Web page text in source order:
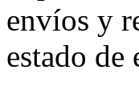
envíos y
estado de